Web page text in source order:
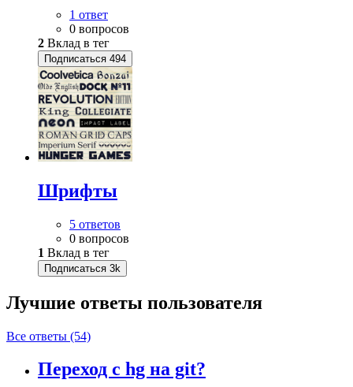
1 ответ
0 вопросов
2 Вклад в тег
Подписаться 494
Шрифты
5 ответов
0 вопросов
1 Вклад в тег
Подписаться 3k
Лучшие ответы пользователя
Все ответы (54)
Переход с hg на git?